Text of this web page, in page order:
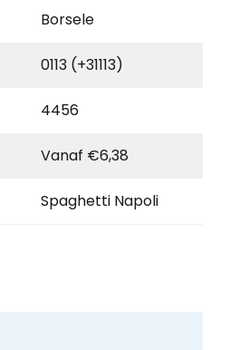
Borsele
0113 (+31113)
4456
Vanaf €6,38
Spaghetti Napoli